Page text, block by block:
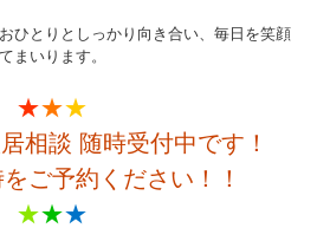
ひとりとしっかり向き合い、毎日を笑顔
まいります。
★★★
相談 随時受付中です！
ご予約ください！！
★★★